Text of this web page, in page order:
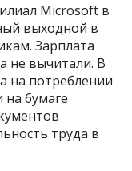
Microsoft в
выходной в
Зарплата
не вычитали. В
на потреблении
на бумаге
труда в